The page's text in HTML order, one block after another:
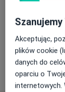
Akceptując,
plików cookie
danych do
oparciu o
internetowych.